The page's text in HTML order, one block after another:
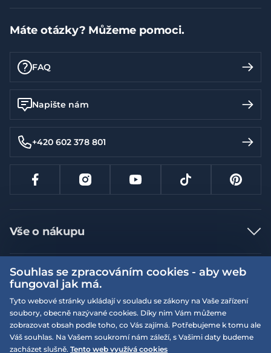
Máte otázky? Můžeme pomoci.
FAQ
Napište nám
+420 602 378 801
Vše o nákupu
Jak nakupovat
Nejčastější dotazy
Doprava a platba
Vrácení a výměna zboží
Reklamace
Více informací
Obchodní podmínky
Podmínky EQS věrnostního klubu
On-line katalogy
Naše prodejny
EQS Rudná
Souhlas se zpracováním cookies - aby web
fungoval jak má.
Tyto webové stránky ukládají v souladu se zákony na Vaše zařízení
soubory, obecně nazývané cookies. Díky nim Vám můžeme
zobrazovat obsah podle toho, co Vás zajímá. Potřebujeme k tomu ale
Váš souhlas. Na Vašem soukromí nám záleží, s Vašimi daty budeme
zacházet slušně. Tento web využívá cookies